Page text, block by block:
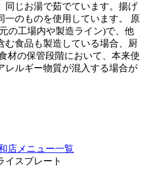
同じお湯で茹でています。揚げ
一のものを使用しています。 原
の工場内や製造ライン)で、他
む食品も製造している場合、厨
材の保管段階において、本来使
レルギー物質が混入する場合が
店メニュー一覧
イスプレート